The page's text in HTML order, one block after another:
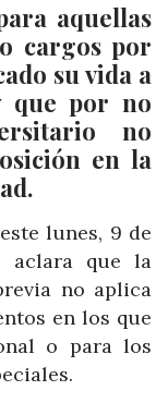
aquellas
cargos por
su vida a
que por no
no
en la
lunes, 9 de
aclara que la
no aplica
en los que
o para los